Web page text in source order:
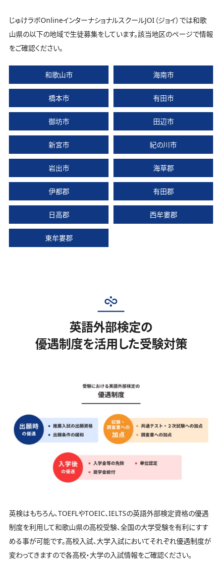
じゅけラボOnlineインターナショナルスクールJOI（ジョイ）では和歌
山県の以下の地域で生徒募集をしています。該当地区のページで情報
をご確認ください。
和歌山市 海南市
橋本市 有田市
御坊市 田辺市
新宮市 紀の川市
岩出市 海草郡
伊都郡 有田郡
日高郡 西牟婁郡
東牟婁郡
英語外部検定の
優遇制度を活用した受験対策
英検はもちろん、TOEFLやTOEIC、IELTSの英語外部検定資格の優遇
制度を利用して和歌山県の高校受験、全国の大学受験を有利にすす
める事が可能です。高校入試、大学入試においてそれぞれ優遇制度が
変わってきますので各高校・大学の入試情報をご確認ください。